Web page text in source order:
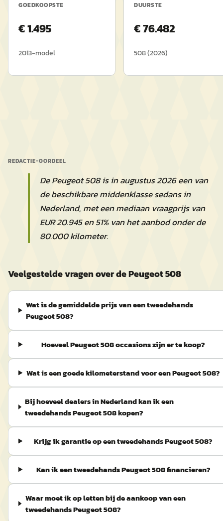
GOEDKOOPSTE
€1.495
2013-model
DUURSTE
€76.482
508(2026)
REDACTIE-OORDEEL
De Peugeot 508 is in augustus 2026 een van
de beschikbare middenklasse sedans in
Nederland, met een mediaan vraagprijs van
EUR 20.945 en 51% van het aanbod onder de
80.000 kilometer.
Veelgestelde vragen over de Peugeot 508
Wat is de gemiddelde prijs van een tweedehands
Peugeot 508?
Hoeveel Peugeot 508 occasions zijn er te koop?
Wat is een goede kilometerstand voor een Peugeot 508?
Bij hoeveel dealers in Nederland kan ik een
tweedehands Peugeot 508 kopen?
Krijg ik garantie op een tweedehands Peugeot 508?
Kan ik een tweedehands Peugeot 508 financieren?
Waar moet ik op letten bij de aankoop van een
tweedehands Peugeot 508?